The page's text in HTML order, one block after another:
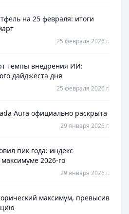
на 25 февраля: итоги
25 февраля 2026 г.
темпы внедрения ИИ:
дайджеста дня
25 февраля 2026 г.
Aura официально раскрыта
29 января 2026 г.
пик года: индекс
2026-го
29 января 2026 г.
максимум, превысив